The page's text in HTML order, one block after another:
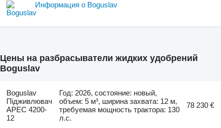
Информация о Boguslav
Цены на разбрасыватели жидких удобрений
Boguslav
Boguslav
Підживлювач
АРЕС 4200-
12
Год: 2026, состояние: новый,
объем: 5 м³, ширина захвата: 12 м,
требуемая мощность трактора: 130
л.с.
78 230 €